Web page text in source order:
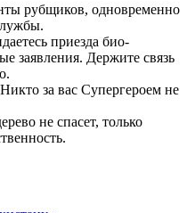
рубщиков, одновременно
приезда био-
заявления. Держите связь
за вас Супергероем не
не спасет, только